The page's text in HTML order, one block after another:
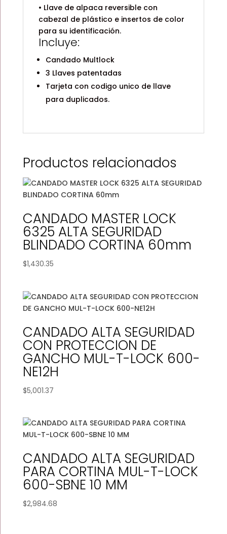
• Llave de alpaca reversible con
cabezal de plástico e insertos de color
para su identificación.
Incluye:
Candado Multlock
3 Llaves patentadas
Tarjeta con codigo unico de llave
para duplicados.
Productos relacionados
CANDADO MASTER LOCK
6325 ALTA SEGURIDAD
BLINDADO CORTINA 60mm
$1,430.35
CANDADO ALTA SEGURIDAD
CON PROTECCION DE
GANCHO MUL-T-LOCK 600-
NE12H
$5,001.37
CANDADO ALTA SEGURIDAD
PARA CORTINA MUL-T-LOCK
600-SBNE 10 MM
$2,984.68